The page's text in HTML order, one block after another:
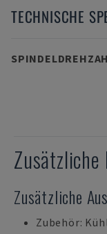
TECHNISCHE
Zusätzliche
Zubehör: